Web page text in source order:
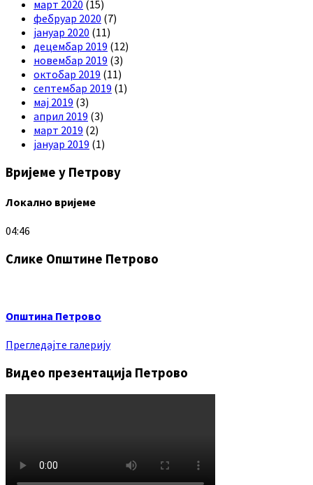
март 2020 (15)
фебруар 2020 (7)
јануар 2020 (11)
децембар 2019 (12)
новембар 2019 (3)
октобар 2019 (11)
септембар 2019 (1)
мај 2019 (3)
април 2019 (3)
март 2019 (2)
јануар 2019 (1)
Вријеме у Петрову
Локално вријеме
04:46
Слике Општине Петрово
Општина Петрово
Прегледајте галерију
Видео презентација Петрово